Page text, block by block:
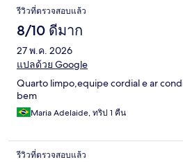
รีวิวที่ตรวจสอบแล้ว
8/10 ดีมาก
27 พ.ค. 2026
แปลด้วย Google
Quarto limpo,equipe cordial e ar
bem
Maria Adelaide, ทริป 1 คืน
รีวิวที่ตรวจสอบแล้ว